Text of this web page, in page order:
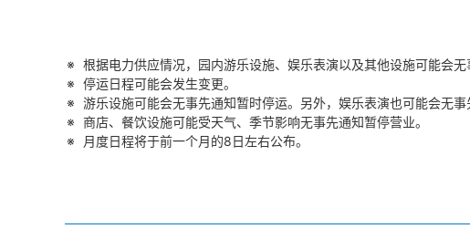
根据电力供应情况，园内游乐设施、娱乐表演以及其他设施可能会
停运日程可能会发生变更。
游乐设施可能会无事先通知暂时停运。另外，娱乐表演也可能会无
商店、餐饮设施可能受天气、季节影响无事先通知暂停营业。
月度日程将于前一个月的8日左右公布。